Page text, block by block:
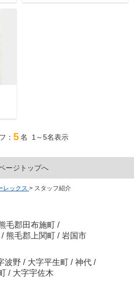
： 5名 1～5名表示
ージトップへ
レックス > スタッフ紹介
毛郡田布施町 /
/ 熊毛郡上関町 / 岩国市
波野 / 大字平生町 / 神代 /
/ 大字宇佐木